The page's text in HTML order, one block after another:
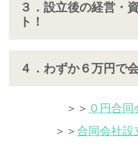
３．設立後の経営・
ト！
４．わずか６万円で
＞＞ ０円合
＞＞合同会社設